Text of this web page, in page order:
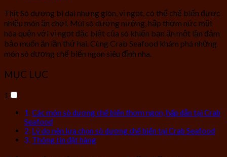
Thịt Sò dương bi dai nhưng giòn, vị ngọt, có thể chế biến được
nhiều món ăn chơi. Mùi sò dương nướng, hấp thơm nức mũi
hòa quện với vị ngọt đặc biệt của sò khiến bạn ăn một lần đảm
bảo muốn ăn lần thứ hai. Cùng Crab Seafood khám phá những
món sò dương chế biến ngon siêu đỉnh nha.
MỤC LỤC
1
Các món sò dương chế biến thơm ngon, hấp dẫn tại Crab
Seafood
Lý do nên lựa chọn sò dương chế biến tại Crab Seafood
Thông tin đặt hàng